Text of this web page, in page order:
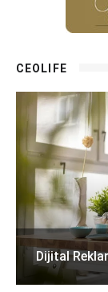
CEOLIFE
Dijital